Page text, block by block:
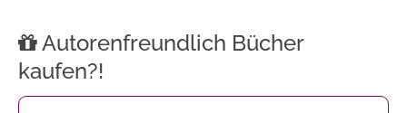
Autorenfreundlich Bücher
kaufen?!